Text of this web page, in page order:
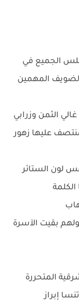
الجميع في
المهمين
الثمن وزرابي
عليها زهور
لون الستائر
بقيت الآسرة
المتحررة
إبراز